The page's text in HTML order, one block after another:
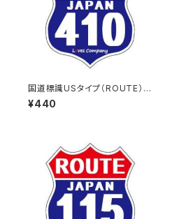
国道標識USタイプ（ROUTE）ス
テッカー 410号線
¥440